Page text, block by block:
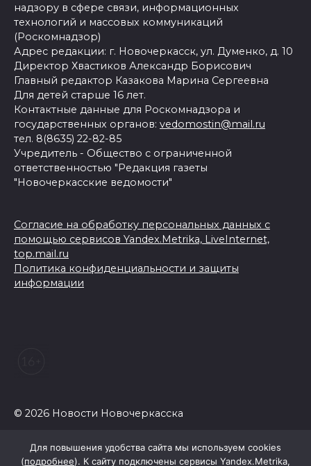
надзору в сфере связи, информационных
технологий и массовых коммуникаций
(Роскомнадзор)
Адрес редакции: г. Новочеркасск, ул. Думенко, д. 10
Директор Хвастиков Александр Борисович
Главный редактор Казакова Марина Сергеевна
Для детей старше 16 лет.
Контактные данные для Роскомнадзора и
государственных органов: vedomostin@mail.ru
тел. 8(8635) 22-82-85
Учредитель - Общество с ограниченной
ответственностью "Редакция газеты
"Новочеркасские ведомости"
Согласие на обработку персональных данных с
помощью сервисов Yandex.Metrika, LiveInternet,
top.mail.ru
Политика конфиденциальности и защиты
информации
© 2026 Новости Новочеркасска
Для повышения удобства сайта мы используем cookies
(подробнее). К сайту подключены сервисы Yandex.Metrika,